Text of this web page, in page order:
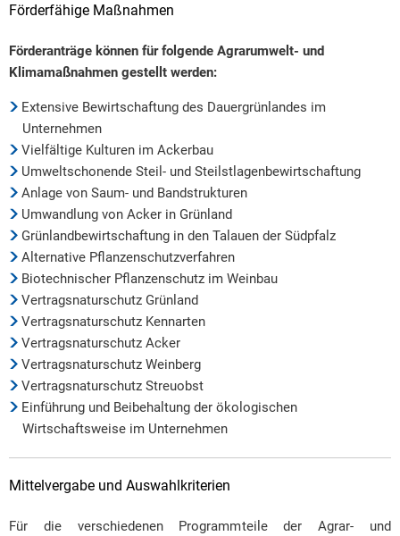
Förderfähige Maßnahmen
Förderanträge können für folgende Agrarumwelt- und
Klimamaßnahmen gestellt werden:
Extensive Bewirtschaftung des Dauergrünlandes im
Unternehmen
Vielfältige Kulturen im Ackerbau
Umweltschonende Steil- und Steilstlagenbewirtschaftung
Anlage von Saum- und Bandstrukturen
Umwandlung von Acker in Grünland
Grünlandbewirtschaftung in den Talauen der Südpfalz
Alternative Pflanzenschutzverfahren
Biotechnischer Pflanzenschutz im Weinbau
Vertragsnaturschutz Grünland
Vertragsnaturschutz Kennarten
Vertragsnaturschutz Acker
Vertragsnaturschutz Weinberg
Vertragsnaturschutz Streuobst
Einführung und Beibehaltung der ökologischen
Wirtschaftsweise im Unternehmen
Mittelvergabe und Auswahlkriterien
Für die verschiedenen Programmteile der Agrar- und